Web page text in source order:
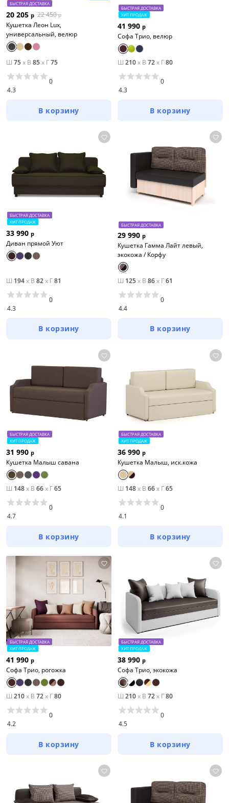
БЫСТРАЯ ДОСТАВКА
20 205 р 22 450 р
Кушетка Леон Lux,
универсальный, велюр
Ш 75x В 85x Г75
4.3
0
В корзину
БЫСТРАЯ ДОСТАВКА
ХИТ ПРОДАЖ
41 990 р
Софа Трио, велюр
Ш 210x В 72x Г80
4.3
0
В корзину
БЫСТРАЯ ДОСТАВКА
ХИТ ПРОДАЖ
33 990 р
Диван прямой Уют
Ш 194x В 82x Г81
4.3
0
В корзину
БЫСТРАЯ ДОСТАВКА
29 990 р
Кушетка Гамма Лайт левый,
экокожа / Корфу
Ш 125x В 86x Г61
4.4
0
В корзину
БЫСТРАЯ ДОСТАВКА
ХИТ ПРОДАЖ
31 990 р
Кушетка Малыш савана
Ш 148x В 66x Г65
4.7
0
В корзину
БЫСТРАЯ ДОСТАВКА
ХИТ ПРОДАЖ
36 990 р
Кушетка Малыш, иск.кожа
Ш 148x В 66x Г65
4.1
0
В корзину
БЫСТРАЯ ДОСТАВКА
ХИТ ПРОДАЖ
41 990 р
Софа Трио, рогожка
Ш 210x В 72x Г80
4.2
0
В корзину
БЫСТРАЯ ДОСТАВКА
ХИТ ПРОДАЖ
38 990 р
Софа Трио, экокожа
Ш 210x В 72x Г80
4.5
0
В корзину